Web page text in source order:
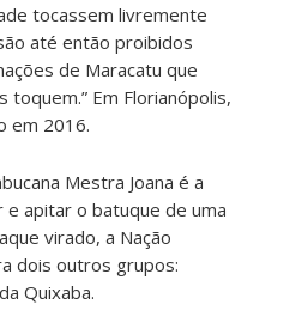
tocassem livremente
até então proibidos
de Maracatu que
Em Florianópolis,
em 2016.
Mestra Joana é a
e apitar o batuque de uma
virado, a Nação
dois outros grupos:
Quixaba.